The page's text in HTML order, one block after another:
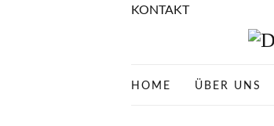
KONTAKT
HOME ÜBER UNS